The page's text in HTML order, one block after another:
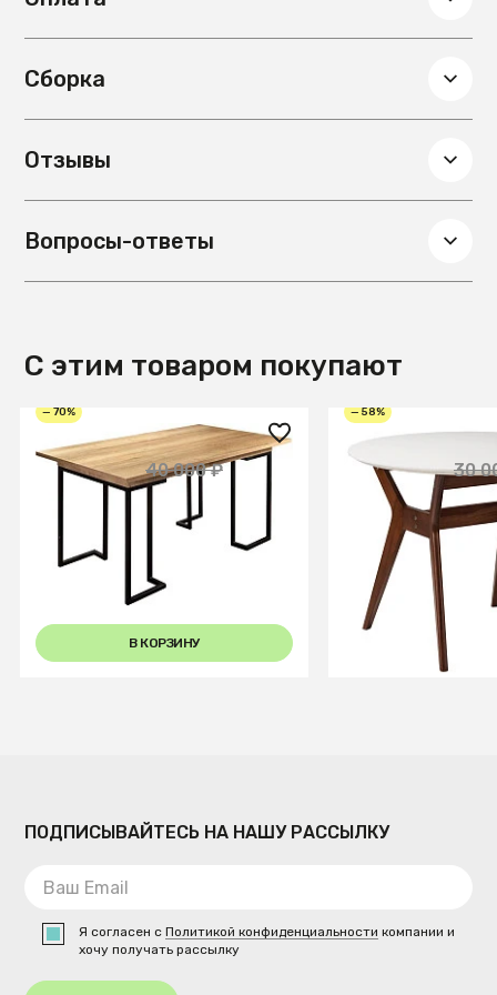
Сборка
Отзывы
Вопросы-ответы
С этим товаром покупают
— 70%
12 000 ₽
40 000 ₽
Стол раскладной обеденный
Loft 120 Дуб натур
В КОРЗИНУ
— 58%
12 550 ₽
30
Стол Нарвик
Темный орех
В
ПОДПИСЫВАЙТЕСЬ НА НАШУ РАССЫЛКУ
Я согласен сПолитикой конфиденциальности компании и
хочу получать рассылку